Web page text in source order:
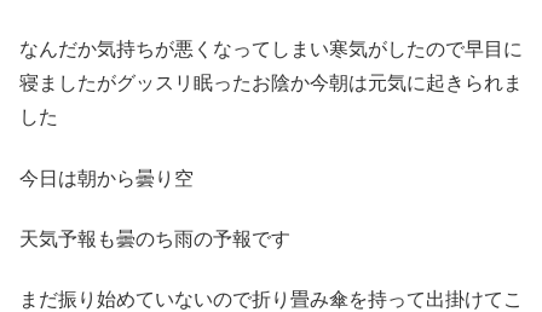
なんだか気持ちが悪くなってしまい寒気がしたので早目に
寝ましたがグッスリ眠ったお陰か今朝は元気に起きられま
した
今日は朝から曇り空
天気予報も曇のち雨の予報です
まだ振り始めていないので折り畳み傘を持って出掛けてこ